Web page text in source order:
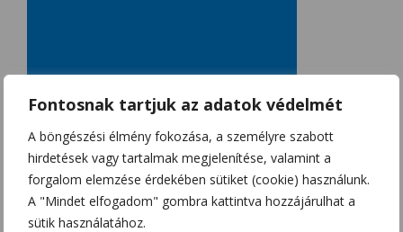
Fontosnak tartjuk az adatok védelmét
A böngészési élmény fokozása, a személyre szabott
hirdetések vagy tartalmak megjelenítése, valamint a
forgalom elemzése érdekében sütiket (cookie) használunk.
A "Mindet elfogadom" gombra kattintva hozzájárulhat a
sütik használatához.